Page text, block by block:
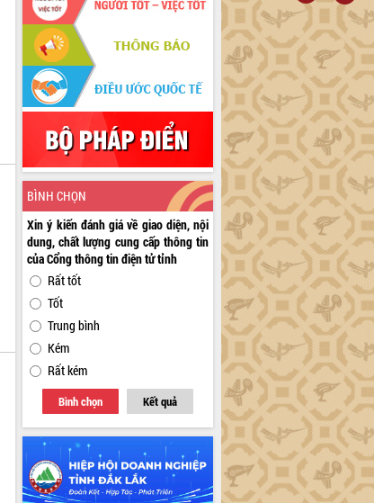
BÌNH CHỌN
Xin ý kiến đánh giá về giao diện, nội
dung, chất lượng cung cấp thông tin
của Cổng thông tin điện tử tỉnh
Rất tốt
Tốt
Trung bình
Kém
Rất kém
Bình chọn Kết quả